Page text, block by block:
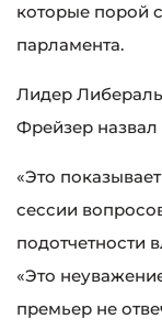
которые порой
парламента.
Лидер
Фрейзер
«Это
сессии
подотчетности
«Это
премьер не